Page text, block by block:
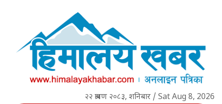
२२ श्रावण २०८३, शनिबार / Sat Aug 8, 2026